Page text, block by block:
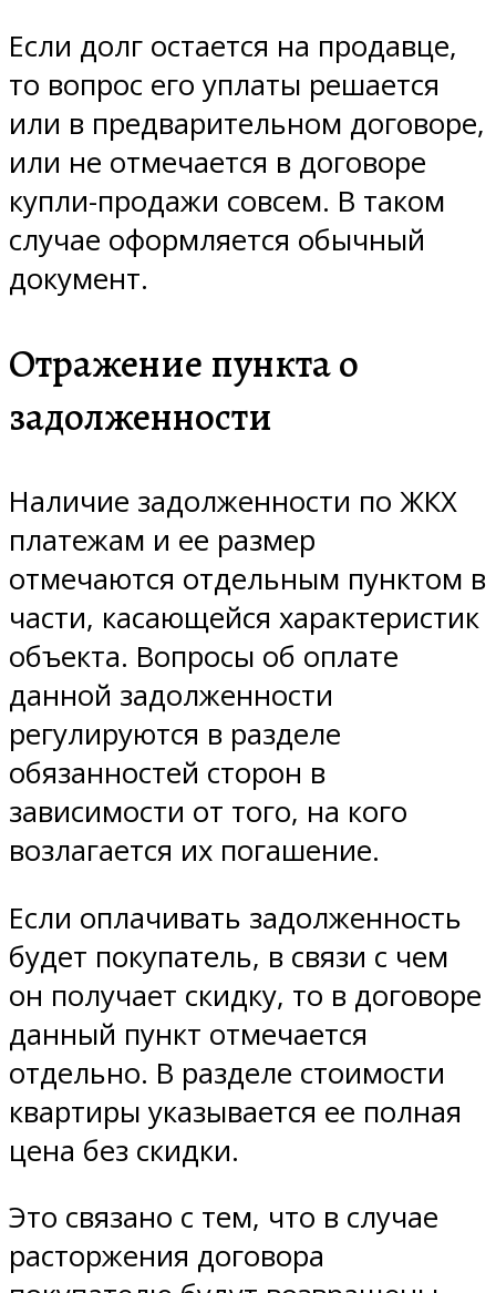
Если долг остается на продавце,
то вопрос его уплаты решается
или в предварительном договоре,
или не отмечается в договоре
купли-продажи совсем. В таком
случае оформляется обычный
документ.
Отражение пункта о
задолженности
Наличие задолженности по ЖКХ
платежам и ее размер
отмечаются отдельным пунктом в
части, касающейся характеристик
объекта. Вопросы об оплате
данной задолженности
регулируются в разделе
обязанностей сторон в
зависимости от того, на кого
возлагается их погашение.
Если оплачивать задолженность
будет покупатель, в связи с чем
он получает скидку, то в договоре
данный пункт отмечается
отдельно. В разделе стоимости
квартиры указывается ее полная
цена без скидки.
Это связано с тем, что в случае
расторжения договора